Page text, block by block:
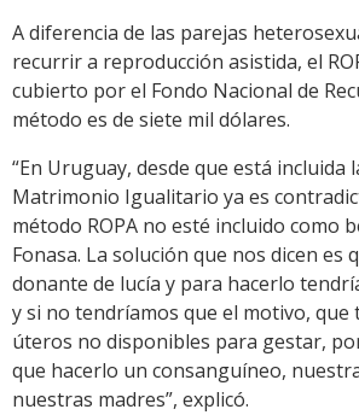
A diferencia de las parejas
recurrir a reproducción asistida, el
cubierto por el Fondo Nacional de
método es de siete mil dólares.
“En Uruguay, desde que está incluida
Matrimonio Igualitario ya es
método ROPA no esté incluido como
Fonasa. La solución que nos dicen es
donante de lucía y para hacerlo
y si no tendríamos que el motivo, que
úteros no disponibles para gestar,
que hacerlo un consanguíneo,
nuestras madres”, explicó.